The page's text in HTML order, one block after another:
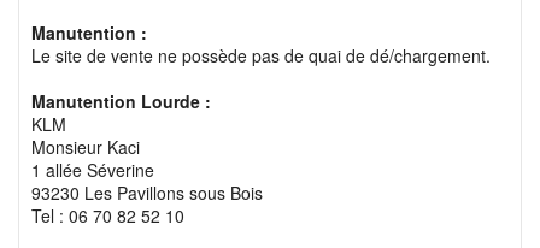
Manutention :
Le site de vente ne possède pas de quai de dé/chargement.
Manutention Lourde :
KLM
Monsieur Kaci
1 allée Séverine
93230 Les Pavillons sous Bois
Tel : 06 70 82 52 10